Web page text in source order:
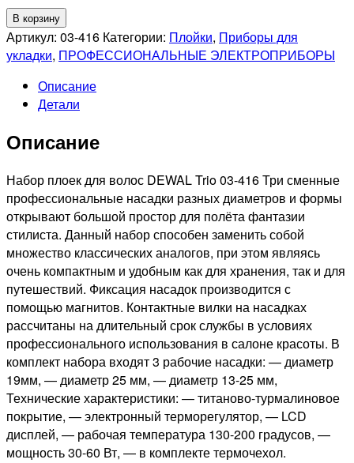
Количество
товара
DEWAL
TRIO
Набор
для
черный,
60Вт
В корзину
Артикул: 03-416 Категории: Плойки, Приборы для
укладки, ПРОФЕССИОНАЛЬНЫЕ ЭЛЕКТРОПРИБОРЫ
Описание
Детали
Описание
Набор плоек для волос DEWAL Trio 03-416 Три сменные
профессиональные насадки разных диаметров и формы
открывают большой простор для полёта фантазии
стилиста. Данный набор способен заменить собой
множество классических аналогов, при этом являясь
очень компактным и удобным как для хранения, так и для
путешествий. Фиксация насадок производится с
помощью магнитов. Контактные вилки на насадках
рассчитаны на длительный срок службы в условиях
профессионального использования в салоне красоты. В
комплект набора входят 3 рабочие насадки: — диаметр
19мм, — диаметр 25 мм, — диаметр 13-25 мм,
Технические характеристики: — титаново-турмалиновое
покрытие, — электронный терморегулятор, — LCD
дисплей, — рабочая температура 130-200 градусов, —
мощность 30-60 Вт, — в комплекте термочехол.